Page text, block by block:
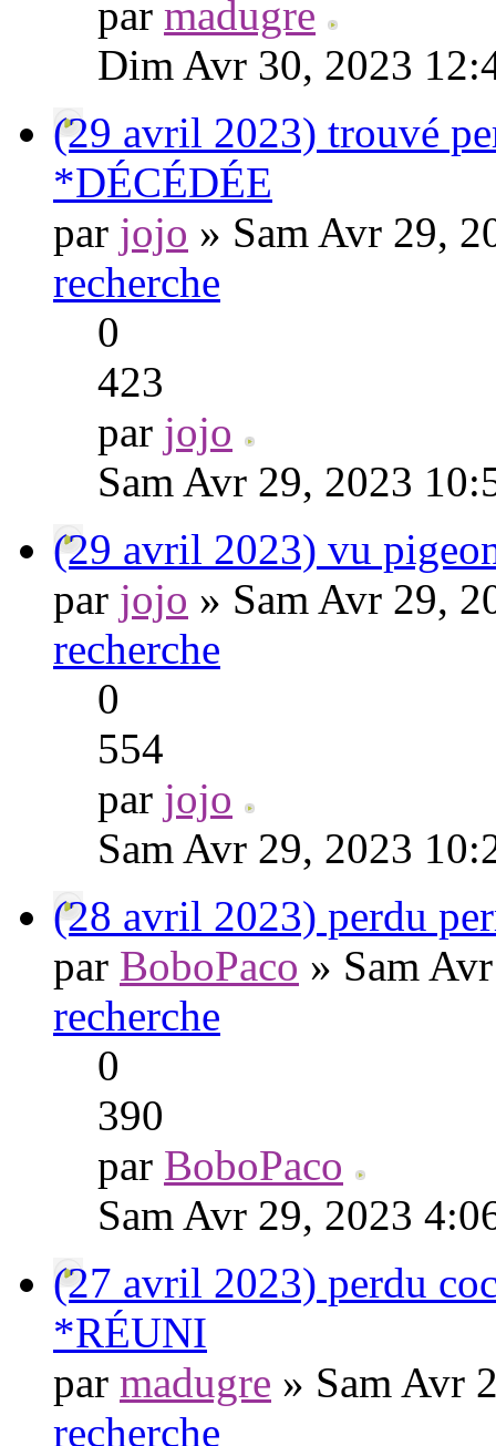
par madugre
Dim Avr 30, 2023
(29 avril 2023) trouvé
*DÉCÉDÉE
par jojo » Sam Avr 29,
recherche
0
423
par jojo
Sam Avr 29, 2023
(29 avril 2023) vu
par jojo » Sam Avr 29,
recherche
0
554
par jojo
Sam Avr 29, 2023
(28 avril 2023) perdu
par BoboPaco » Sam
recherche
0
390
par BoboPaco
Sam Avr 29, 2023
(27 avril 2023) perdu
*RÉUNI
par madugre » Sam Avr
recherche